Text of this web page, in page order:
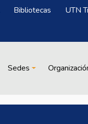
Bibliotecas UTN
Sedes